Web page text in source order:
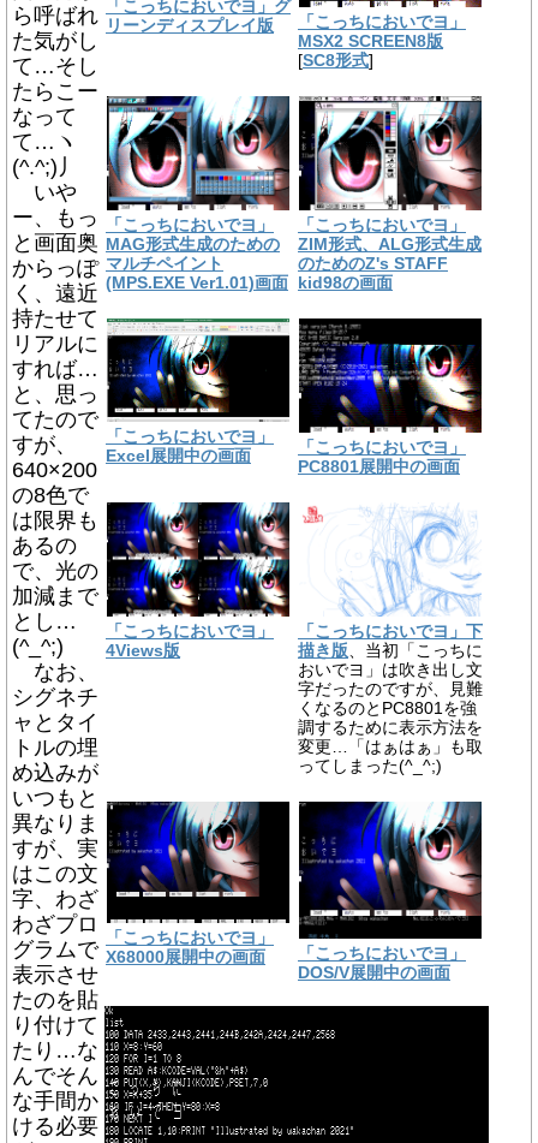
「こっちにおいでヨ」グ
リーンディスプレイ版
「こっちにおいでヨ」
MSX2 SCREEN8版
[SC8形式]
「こっちにおいでヨ」
MAG形式生成のための
マルチペイント
(MPS.EXE Ver1.01)画面
「こっちにおいでヨ」
ZIM形式、ALG形式生成
のためのZ's STAFF
kid98の画面
「こっちにおいでヨ」
Excel展開中の画面
「こっちにおいでヨ」
PC8801展開中の画面
「こっちにおいでヨ」
4Views版
「こっちにおいでヨ」下
描き版、当初「こっちに
おいでヨ」は吹き出し文
字だったのですが、見難
くなるのとPC8801を強
調するために表示方法を
変更…「はぁはぁ」も取
ってしまった(^_^;)
「こっちにおいでヨ」
X68000展開中の画面
「こっちにおいでヨ」
DOS/V展開中の画面
ら呼ばれ
た気がし
て…そし
たらこー
なって
て…ヽ
(^.^;)丿
いや
ー、もっ
と画面奥
からっぽ
く、遠近
持たせて
リアルに
すれば…
と、思っ
てたので
すが、
640×200
の8色で
は限界も
あるの
で、光の
加減まで
とし…
(^_^;)
なお、
シグネチ
ャとタイ
トルの埋
め込みが
いつもと
異なりま
すが、実
はこの文
字、わざ
わざプロ
グラムで
表示させ
たのを貼
り付けて
たり…な
んでそん
な手間か
ける必要